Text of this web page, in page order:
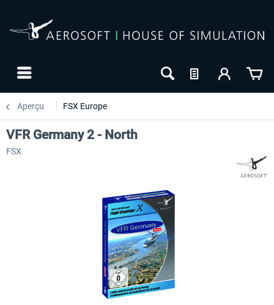
Aperçu FSX Europe
VFR Germany 2 - North
FSX